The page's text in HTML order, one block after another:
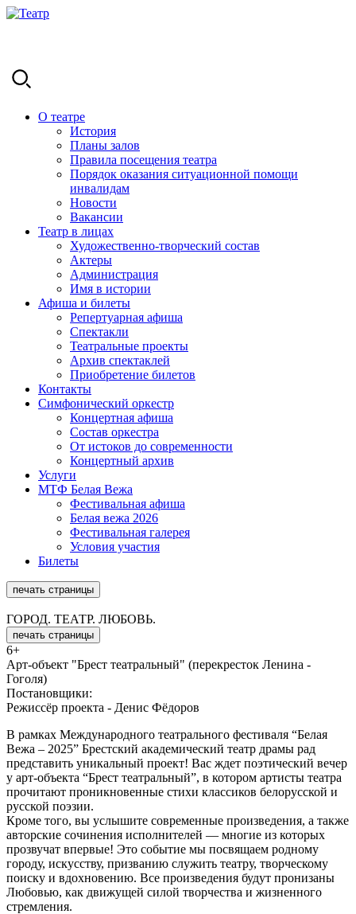
О театре
История
Планы залов
Правила посещения театра
Порядок оказания ситуационной помощи
инвалидам
Новости
Вакансии
Театр в лицах
Художественно-творческий состав
Актеры
Администрация
Имя в истории
Афиша и билеты
Репертуарная афиша
Спектакли
Театральные проекты
Архив спектаклей
Приобретение билетов
Контакты
Симфонический оркестр
Концертная афиша
Состав оркестра
От истоков до современ­ности
Концертный архив
Услуги
МТФ Белая Вежа
Фестивальная афиша
Белая вежа 2026
Фестивальная галерея
Условия участия
Билеты
печать страницы
ГОРОД. ТЕАТР. ЛЮБОВЬ.
печать страницы
6+
Арт-объект "Брест театральный" (перекресток Ленина -
Гоголя)
Постановщики:
Режиссёр проекта - Денис Фёдоров
В рамках Международного театрального фестиваля “Белая
Вежа – 2025” Брестский академический театр драмы рад
представить уникальный проект! Вас ждет поэтический вечер
у арт-объекта “Брест театральный”, в котором артисты театра
прочитают проникновенные стихи классиков белорусской и
русской поэзии.
Кроме того, вы услышите современные произведения, а также
авторские сочинения исполнителей — многие из которых
прозвучат впервые! Это событие мы посвящаем родному
городу, искусству, призванию служить театру, творческому
поиску и вдохновению. Все произведения будут пронизаны
Любовью, как движущей силой творчества и жизненного
стремления.